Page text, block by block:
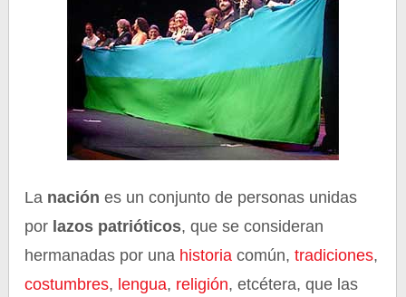
La nación es un conjunto de personas unidas
por lazos patrióticos, que se consideran
hermanadas por una historia común,tradiciones,
costumbres, lengua, religión, etcétera, que las